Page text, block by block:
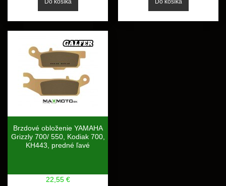
Brzdové obloženie YAMAHA
Grizzly 700/ 550, Kodiak 700,
KH443, predné ľavé
22,55 €